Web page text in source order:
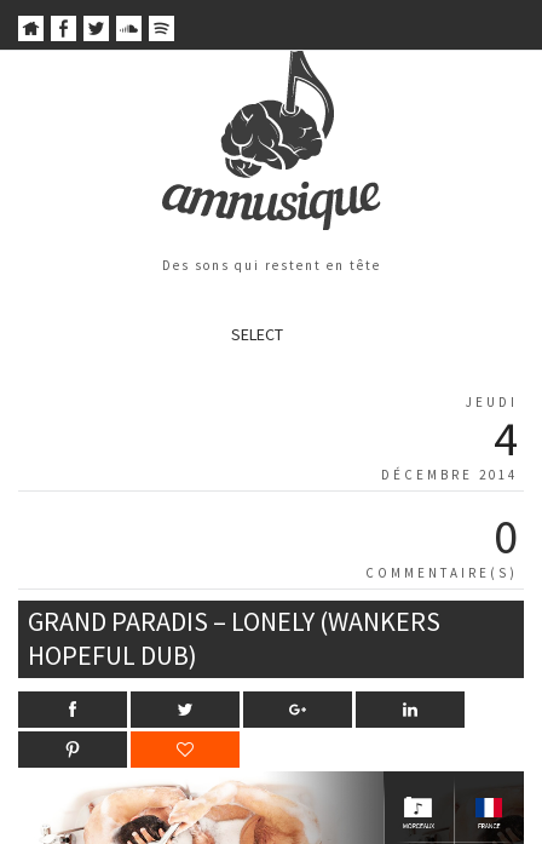
Des sons qui restent en tête
SELECT
JEUDI
4
DÉCEMBRE 2014
0
COMMENTAIRE(S)
GRAND PARADIS – LONELY (WANKERS
HOPEFUL DUB)